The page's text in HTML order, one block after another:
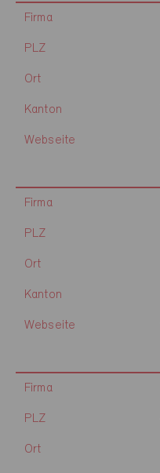
Firma
PLZ
Ort
Kanton
Webseite
Firma
PLZ
Ort
Kanton
Webseite
Firma
PLZ
Ort